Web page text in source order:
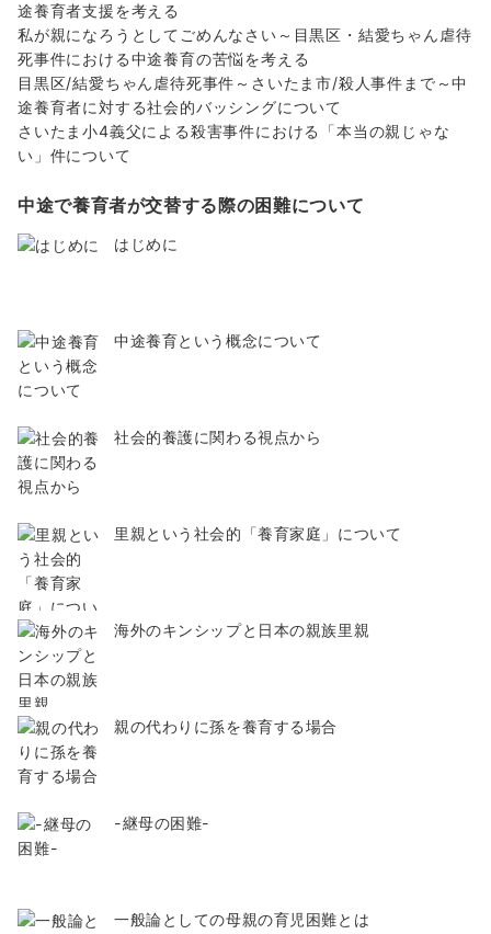
途養育者支援を考える
私が親になろうとしてごめんなさい～目黒区・結愛ちゃん虐待
死事件における中途養育の苦悩を考える
目黒区/結愛ちゃん虐待死事件～さいたま市/殺人事件まで～中
途養育者に対する社会的バッシングについて
さいたま小4義父による殺害事件における「本当の親じゃな
い」件について
中途で養育者が交替する際の困難について
はじめに
中途養育という概念について
社会的養護に関わる視点から
里親という社会的「養育家庭」について
海外のキンシップと日本の親族里親
親の代わりに孫を養育する場合
-継母の困難-
一般論としての母親の育児困難とは